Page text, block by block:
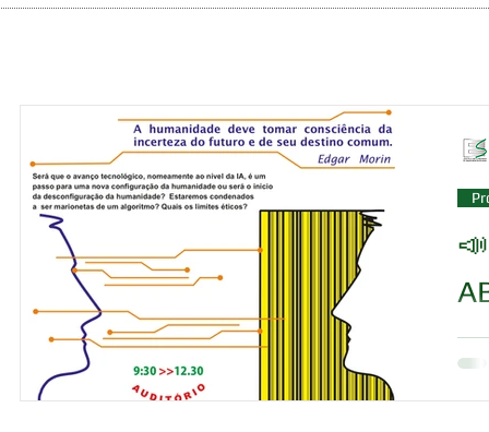
DAC SPO